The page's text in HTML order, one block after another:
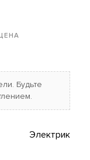
Будьте
Электрик